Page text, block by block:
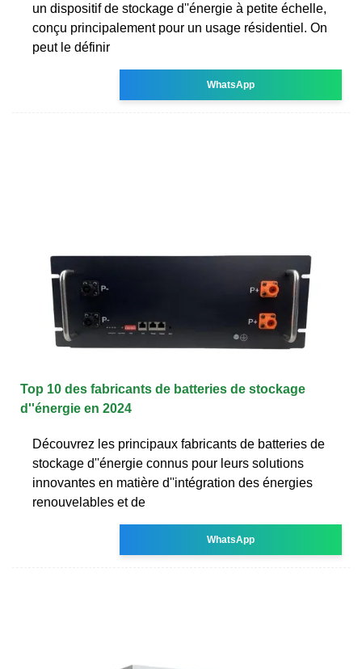
un dispositif de stockage d''énergie à petite échelle,
conçu principalement pour un usage résidentiel. On
peut le définir
WhatsApp
Top 10 des fabricants de batteries de stockage
d''énergie en 2024
Découvrez les principaux fabricants de batteries de
stockage d''énergie connus pour leurs solutions
innovantes en matière d''intégration des énergies
renouvelables et de
WhatsApp